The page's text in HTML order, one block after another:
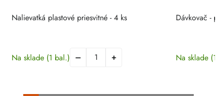
Nalievatká plastové priesvitné - 4 ks
Na sklade (1 bal.)
Dávkovač -
Na sklade